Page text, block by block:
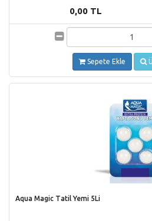
0,00 TL
Sepete Ekle
Aqua Magic Tatil Yemi 5Li